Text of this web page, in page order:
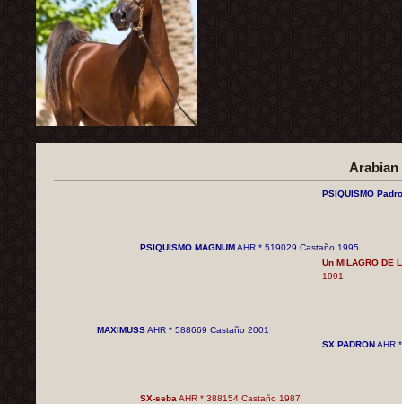
Arabian
PSIQUISMO
PSIQUISMO MAGNUMAHR * 519029 Castaño 1995
Un MILAGRO DE
1991
MAXIMUSSAHR * 588669 Castaño 2001
SX PADRONAHR
SX-seba AHR * 388154 Castaño 1987